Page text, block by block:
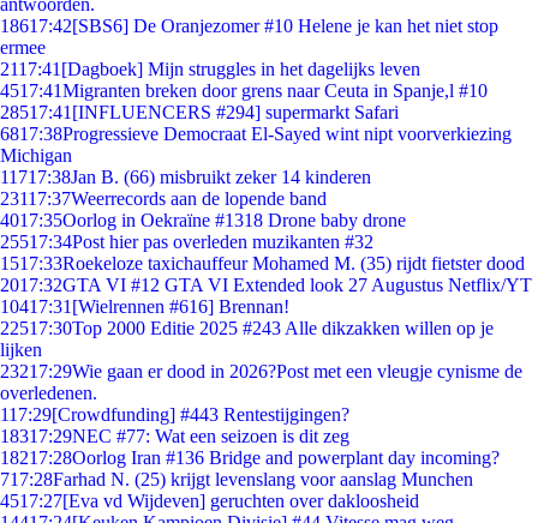
antwoorden.
18617:42[SBS6] De Oranjezomer #10 Helene je kan het niet stop
ermee
2117:41 [Dagboek] Mijn struggles in het dagelijks leven
4517:41Migranten breken door grens naar Ceuta in Spanje,l #10
28517:41 [INFLUENCERS #294] supermarkt Safari
6817:38Progressieve Democraat El-Sayed wint nipt voorverkiezing
Michigan
11717:38Jan B. (66) misbruikt zeker 14 kinderen
23117:37Weerrecords aan de lopende band
4017:35Oorlog in Oekraïne #1318 Drone baby drone
25517:34Post hier pas overleden muzikanten #32
1517:33Roekeloze taxichauffeur Mohamed M. (35) rijdt fietster dood
2017:32GTA VI #12 GTA VI Extended look 27 Augustus Netflix/YT
10417:31 [Wielrennen #616] Brennan!
22517:30Top 2000 Editie 2025 #243 Alle dikzakken willen op je
lijken
23217:29Wie gaan er dood in 2026?Post met een vleugje cynisme de
overledenen.
117:29[Crowdfunding] #443 Rentestijgingen?
18317:29NEC #77: Wat een seizoen is dit zeg
18217:28Oorlog Iran #136 Bridge and powerplant day incoming?
717:28Farhad N. (25) krijgt levenslang voor aanslag Munchen
4517:27[Eva vd Wijdeven] geruchten over dakloosheid